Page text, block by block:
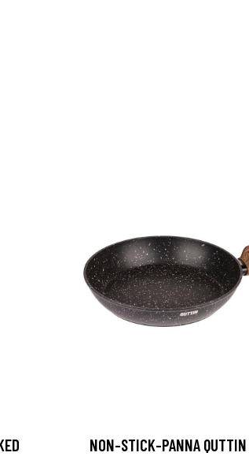
NON-STICK-PANNA QUTTIN